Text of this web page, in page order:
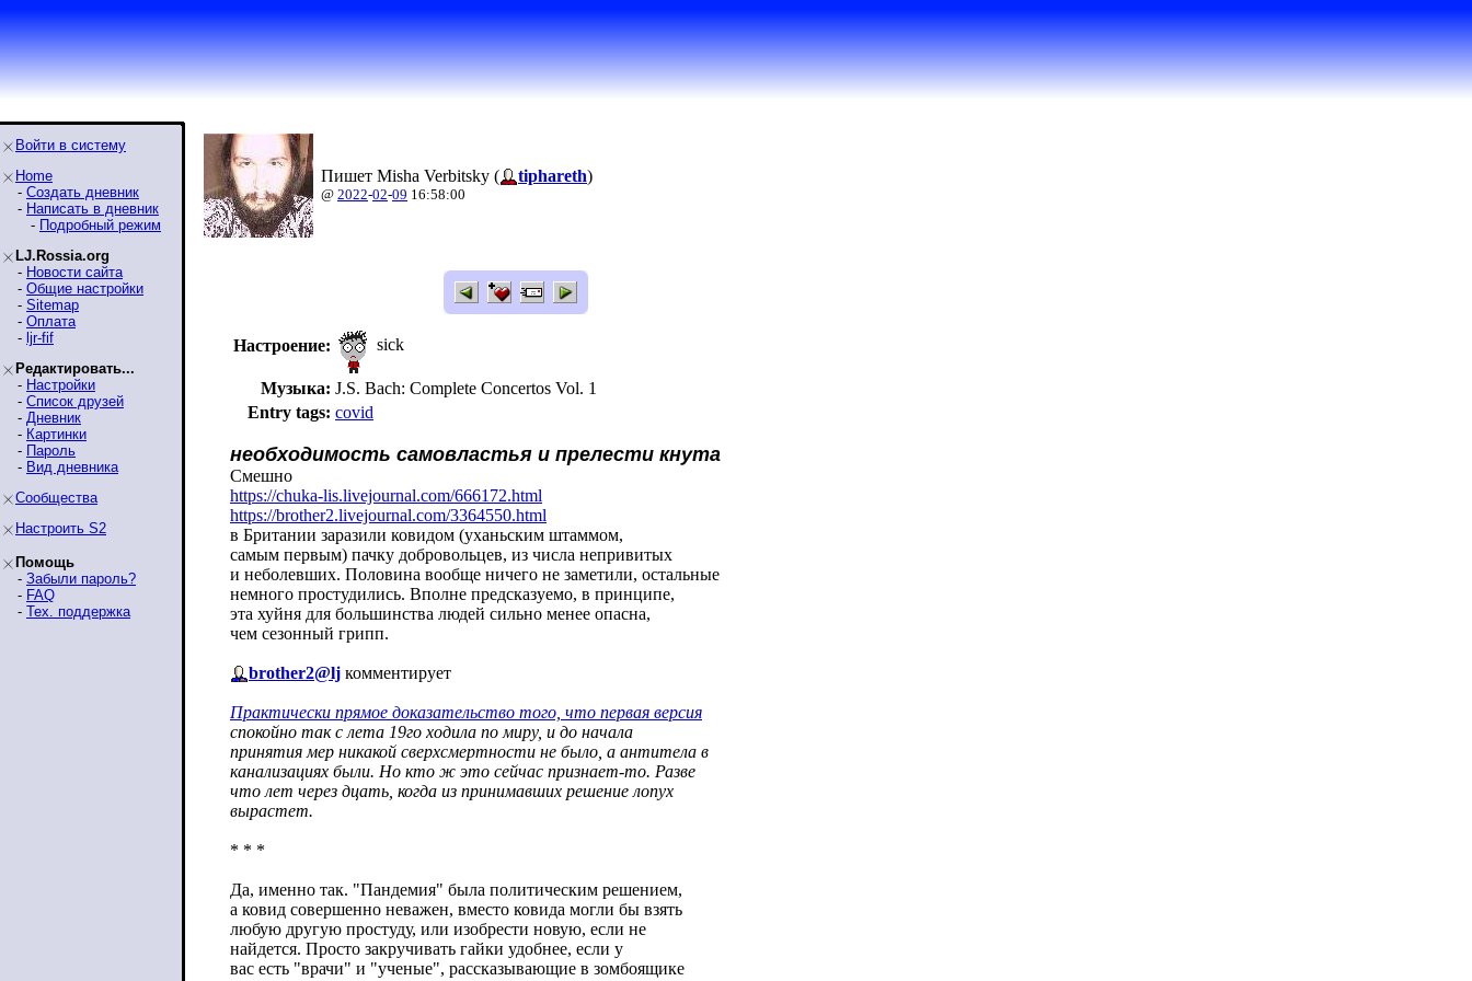
Войти в систему
Home
- Создать дневник
- Написать в дневник
- Подробный режим
LJ.Rossia.org
- Новости сайта
- Общие настройки
- Sitemap
- Оплата
- ljr-fif
Редактировать...
- Настройки
- Список друзей
- Дневник
- Картинки
- Пароль
- Вид дневника
Сообщества
Настроить S2
Помощь
- Забыли пароль?
- FAQ
- Тех. поддержка
Пишет Misha Verbitsky ( tiphareth)
@ 2022-02-09 16:58:00
Настроение: sick
Музыка: J.S. Bach: Complete Concertos Vol. 1
Entry tags: covid
необходимость самовластья и прелести кнута
Смешно
https://chuka-lis.livejournal.com/666172.html
https://brother2.livejournal.com/3364550.html
в Британии заразили ковидом (уханьским штаммом,
самым первым) пачку добровольцев, из числа непривитых
и неболевших. Половина вообще ничего не заметили, остальные
немного простудились. Вполне предсказуемо, в принципе,
эта хуйня для большинства людей сильно менее опасна,
чем сезонный грипп.
brother2@lj комментирует
Практически прямое доказательство того, что первая версия
спокойно так с лета 19го ходила по миру, и до начала
принятия мер никакой сверхсмертности не было, а антитела в
канализациях были. Но кто ж это сейчас признает-то. Разве
что лет через дцать, когда из принимавших решение лопух
вырастет.
* * *
Да, именно так. "Пандемия" была политическим решением,
а ковид совершенно неважен, вместо ковида могли бы взять
любую другую простуду, или изобрести новую, если не
найдется. Просто закручивать гайки удобнее, если у
вас есть "врачи" и "ученые", рассказывающие в зомбоящике